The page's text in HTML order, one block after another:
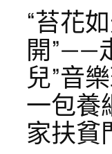
“苔花
開”——
兒”音
一包養
家扶貧